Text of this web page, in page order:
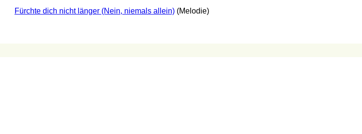
Fürchte dich nicht länger (Nein, niemals allein) (Melodie)